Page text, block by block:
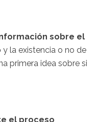
sobre el
y la existencia o no de
primera idea sobre si
el proceso